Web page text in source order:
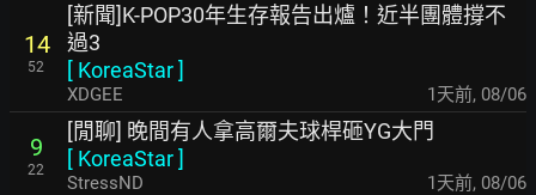
14
52
[新聞]K-POP30年生存報告出爐！近半團體撐不
過3
[ KoreaStar]
XDGEE 1天前, 08/06
9
22
[閒聊] 晚間有人拿高爾夫球桿砸YG大門
[ KoreaStar]
StressND 1天前, 08/06